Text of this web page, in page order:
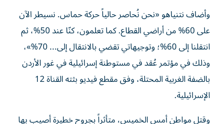
وأضاف نتنياهو «نحن نُحاصر حالياً حركة حماس. نسيطر الآن
على 60% من أراضي القطاع. كما تعلمون، كنّا عند 50%، ثم
انتقلنا إلى 60%؛ وتوجيهاتي تقضي بالانتقال إلى... 70%»،
وذلك في مؤتمر عُقد في مستوطنة إسرائيلية في غور الأردن
بالضفة الغربية المحتلة، وفق مقطع فيديو بثته القناة 12
الإسرائيلية.
وقتل مواطن أمس الخميس، متأثراً بجروح خطيرة أصيب بها